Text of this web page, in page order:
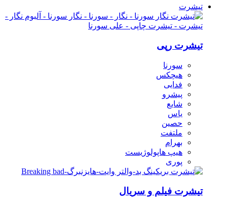
تیشرت
تیشرت رپی
سورنا
هیچکس
فدایی
پیشرو
شایع
یاس
حصین
ملتفت
بهرام
هیپ هاپولوژیست
پوری
تیشرت فیلم و سریال